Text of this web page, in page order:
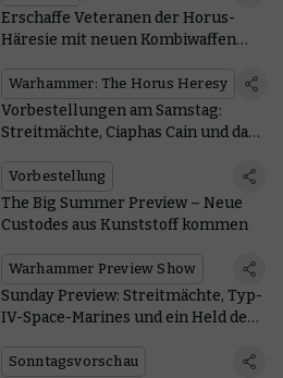
Erschaffe Veteranen der Horus-
Häresie mit neuen Kombiwaffen
Warhammer: The Horus Heresy
Vorbestellungen am Samstag:
Streitmächte, Ciaphas Cain und das
Vorbestellung
The Big Summer Preview – Neue
Custodes aus Kunststoff kommen
Warhammer Preview Show
Sunday Preview: Streitmächte, Typ-
IV-Space-Marines und ein Held des
Sonntagsvorschau